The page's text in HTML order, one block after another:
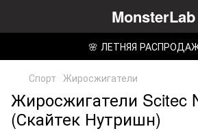
MonsterLab
🌸 ЛЕТНЯЯ
Спорт Жиросжигатели
Жиросжигатели Scitec
(Скайтек Нутришн)